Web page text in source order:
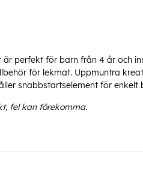
perfekt för barn från 4 år och
för lekmat. Uppmuntra
snabbstartselement för enkelt
fel kan förekomma.